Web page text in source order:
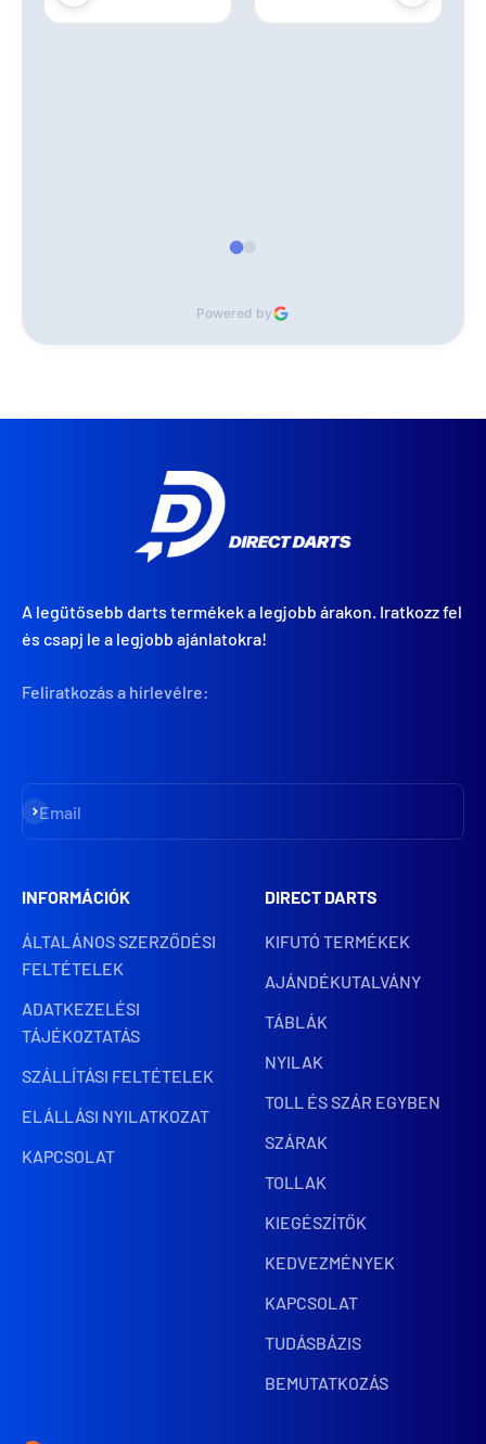
Powered by
A legütősebb darts termékek a legjobb árakon. Iratkozz fel
és csapj le a legjobb ajánlatokra!
Feliratkozás a hírlevélre:
Email
Iratkozz fel
INFORMÁCIÓK
ÁLTALÁNOS SZERZŐDÉSI
FELTÉTELEK
ADATKEZELÉSI
TÁJÉKOZTATÁS
SZÁLLÍTÁSI FELTÉTELEK
ELÁLLÁSI NYILATKOZAT
KAPCSOLAT
DIRECT DARTS
KIFUTÓ TERMÉKEK
AJÁNDÉKUTALVÁNY
TÁBLÁK
NYILAK
TOLL ÉS SZÁR EGYBEN
SZÁRAK
TOLLAK
KIEGÉSZÍTŐK
KEDVEZMÉNYEK
KAPCSOLAT
TUDÁSBÁZIS
BEMUTATKOZÁS